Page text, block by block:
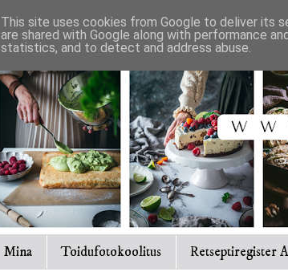
Mina Toidufotokoolitus Retseptiregister
This site uses cookies from Google to deliver its
are shared with Google along with performance
statistics, and to detect and address abuse.